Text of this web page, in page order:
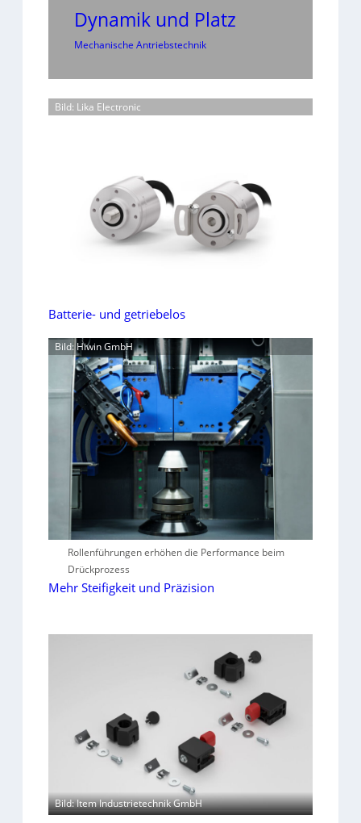
Dynamik und Platz
Mechanische Antriebstechnik
Bild: Lika Electronic
Batterie- und getriebelos
Bild: Hiwin GmbH
Rollenführungen erhöhen die Performance beim
Drückprozess
Mehr Steifigkeit und Präzision
Bild: Item Industrietechnik GmbH